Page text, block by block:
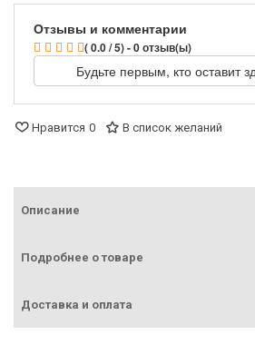
Отзывы и комментарии
( 0.0 / 5) - 0 отзыв(ы)
Будьте первым, кто оставит
Нравится 0 В список желаний
Описание
Подробнее о товаре
Доставка и оплата